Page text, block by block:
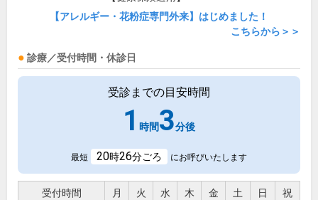
【アレルギー・花粉症専門外来】はじめました！
こちらから＞＞
診療／受付時間・休診日
受診までの目安時間
1 時間3分後
最短 20時26分ごろ にお呼びいたします
受付時間 月 火 水 木 金 土 日 祝